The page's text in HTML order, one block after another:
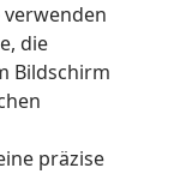
die
Bildschirm
präzise